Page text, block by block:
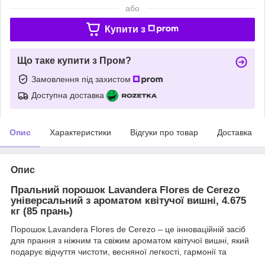
або
Купити з
Що таке купити з Пром?
Замовлення під захистом
Доступна доставка
Опис Характеристики Відгуки про товар Доставка
Опис
Пральний порошок Lavandera Flores de Cerezo
універсальний з ароматом квітучої вишні, 4.675
кг (85 прань)
Порошок Lavandera Flores de Cerezo – це інноваційній засіб
для прання з ніжним та свіжим ароматом квітучої вишні, який
подарує відчуття чистоти, весняної легкості, гармонії та